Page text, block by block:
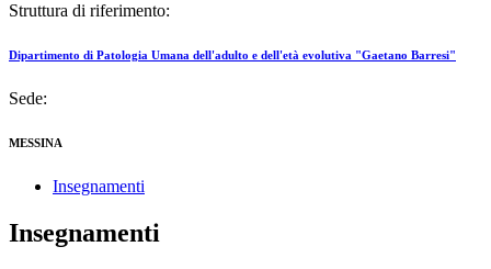
Struttura di riferimento:
Dipartimento di Patologia Umana dell'adulto e dell'età evolutiva "Gaetano Barresi"
Sede:
MESSINA
Insegnamenti
Insegnamenti